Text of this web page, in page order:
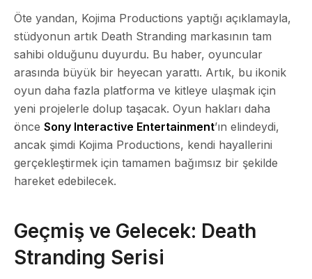
Öte yandan, Kojima Productions yaptığı açıklamayla,
stüdyonun artık Death Stranding markasının tam
sahibi olduğunu duyurdu. Bu haber, oyuncular
arasında büyük bir heyecan yarattı. Artık, bu ikonik
oyun daha fazla platforma ve kitleye ulaşmak için
yeni projelerle dolup taşacak. Oyun hakları daha
önce Sony Interactive Entertainment’ın elindeydi,
ancak şimdi Kojima Productions, kendi hayallerini
gerçekleştirmek için tamamen bağımsız bir şekilde
hareket edebilecek.
Geçmiş ve Gelecek: Death
Stranding Serisi